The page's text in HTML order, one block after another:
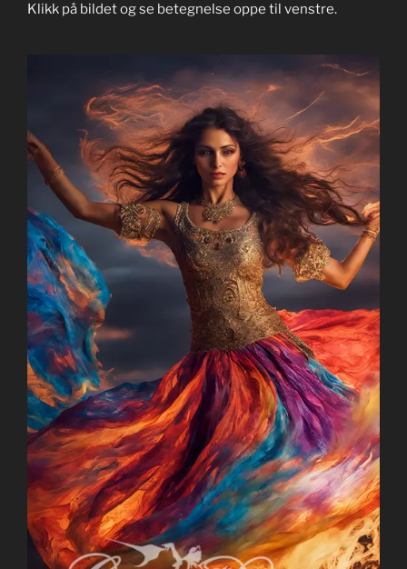
Klikk på bildet og se betegnelse oppe til venstre.